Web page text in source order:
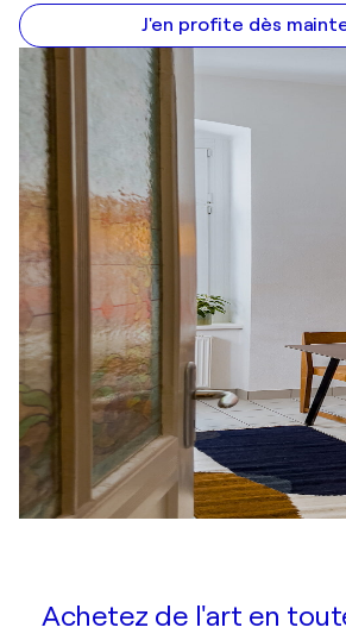
J'en profite dès
Achetez de l'art en